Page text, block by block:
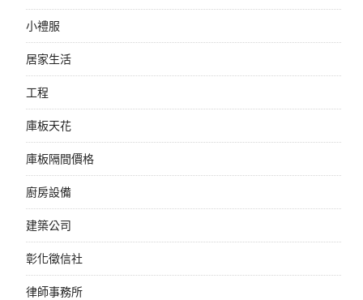
小禮服
居家生活
工程
庫板天花
庫板隔間價格
廚房設備
建築公司
彰化徵信社
律師事務所